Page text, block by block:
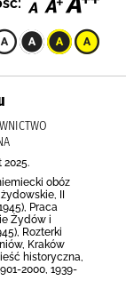
obóz
II
Praca
Żydów i
Rozterki
Kraków
historyczna,
2000, 1939-